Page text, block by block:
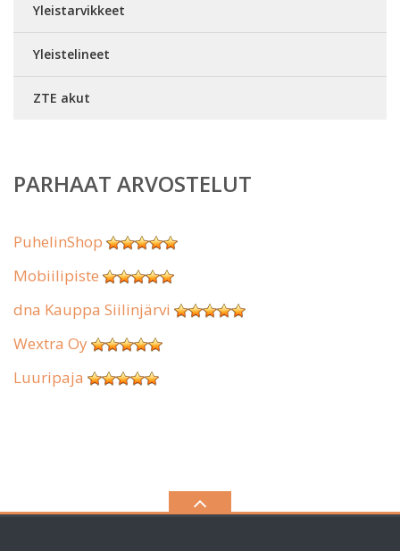
Yleistarvikkeet
Yleistelineet
ZTE akut
PARHAAT ARVOSTELUT
PuhelinShop
Mobiilipiste
dna Kauppa Siilinjärvi
Wextra Oy
Luuripaja